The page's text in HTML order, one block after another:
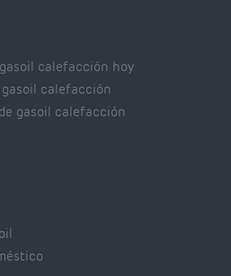
calefacción hoy
calefacción
gasoil calefacción